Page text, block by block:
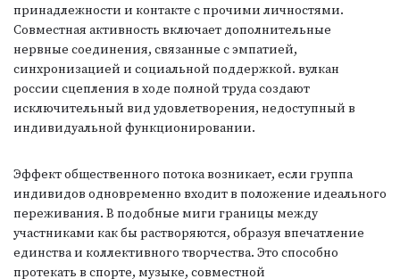
принадлежности и контакте с прочими личностями.
Совместная активность включает дополнительные
нервные соединения, связанные с эмпатией,
синхронизацией и социальной поддержкой. вулкан
россии сцепления в ходе полной труда создают
исключительный вид удовлетворения, недоступный в
индивидуальной функционировании.
Эффект общественного потока возникает, если группа
индивидов одновременно входит в положение идеального
переживания. В подобные миги границы между
участниками как бы растворяются, образуя впечатление
единства и коллективного творчества. Это способно
протекать в спорте, музыке, совместной